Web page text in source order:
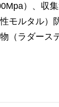
）、収
モルタル）
（ラダース